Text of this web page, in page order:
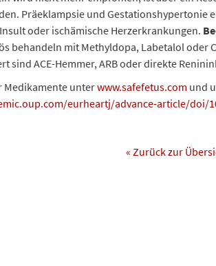
Präeklampsie und Gestationshypertonie
oder ischämische Herzerkrankungen.
behandeln mit Methyldopa, Labetalol oder
sind ACE-Hemmer, ARB oder direkte
Medikamente unterwww.safefetus.com und
eurheartj/advance-article/doi/
« Zurück zur